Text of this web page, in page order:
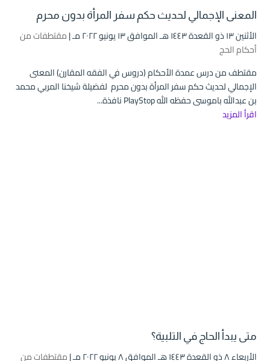
المعنى الإجمالي لحديث حكم سفر المرأة بدون محرم
الأثنين ۱۳ ذو القعدة ۱٤٤۳ هـ الموافق ۱۳ يونيو ۲۰۲۲ مـ |
مقتطفات من
أحكام الحج
مقتطف من درس عمدة الأحكام (دروس في الفقه المقارن) المعنى
الإجمالي لحديث حكم سفر المرأة بدون محرم لفضيلة شيخنا المربي محمد
بن عبدالله باموسى حفظه الله PlayStop نافذة...
اقرأ المزيد
متى يبدأ الحاج في التلبية؟
الأربعاء ۸ ذو القعدة ۱٤٤۳ هـ الموافق ۸ يونيو ۲۰۲۲ مـ |
مقتطفات من